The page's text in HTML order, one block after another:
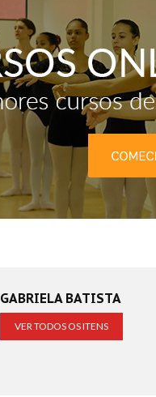
GABRIELA BATISTA
VER TODOS OS ITENS